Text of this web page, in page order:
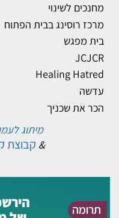
תרומה
מחנכים לשינוי
מרכז רוסינג בבית הפתוח
בית מפגש
JCJCR
Healing Hatred
עדשה
הכר את שכניך
מיתוג
קבוצת